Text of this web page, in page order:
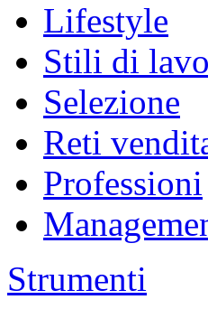
Lifestyle
Stili di
Selezione
Reti
Professioni
Strumenti